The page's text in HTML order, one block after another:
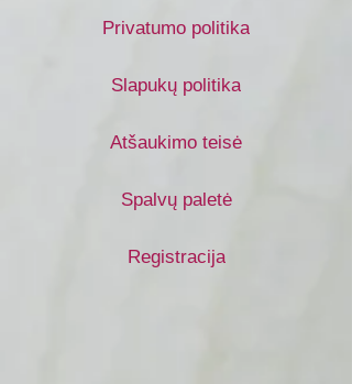
Privatumo politika
Slapukų politika
Atšaukimo teisė
Spalvų paletė
Registracija